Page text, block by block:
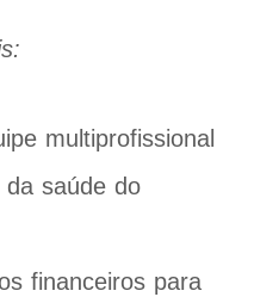
multiprofissional
saúde do
financeiros para